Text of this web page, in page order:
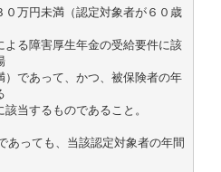
万円未満（認定対象者が６０歳
よる障害厚生年金の受給要件に該
であって、かつ、被保険者の年
当するものであること。
あっても、当該認定対象者の年間